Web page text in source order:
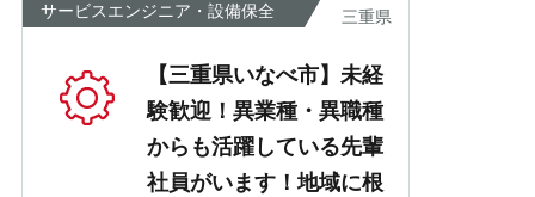
サービスエンジニア・設備保全 三重県
【三重県いなべ市】未経
験歓迎！異業種・異職種
からも活躍している先輩
社員がいます！地域に根